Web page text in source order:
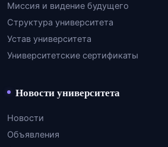
Миссия и видение будущего
Структура университета
Устав университета
Университетские сертификаты
Новости университета
Новости
Объявления